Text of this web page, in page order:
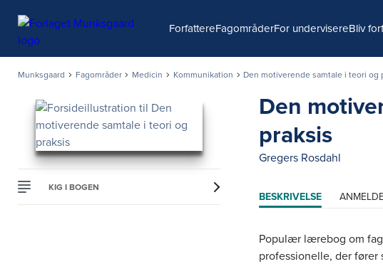
ForfattereFagområderFor undervisereBliv
Munksgaard Fagområder Medicin Kommunikation Den motiverende samtale i teori og
KIG I BOGEN
Den
praksis
Gregers Rosdahl
BESKRIVELSE
Populær lærebog om
professionelle, der